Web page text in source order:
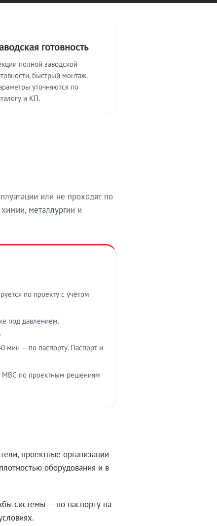
готовность
полной заводской
быстрый монтаж.
уточняются по
и КП.
или не проходят по
металлургии и
по проекту с учётом
под давлением.
мин — по паспорту. Паспорт и
МВС по проектным решениям
проектные организации
оборудования и в
системы — по паспорту на